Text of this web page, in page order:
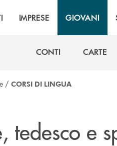
IMPRESE GIOVANI
CONTI
CARTE
/ CORSI DI LINGUA
tedesco e